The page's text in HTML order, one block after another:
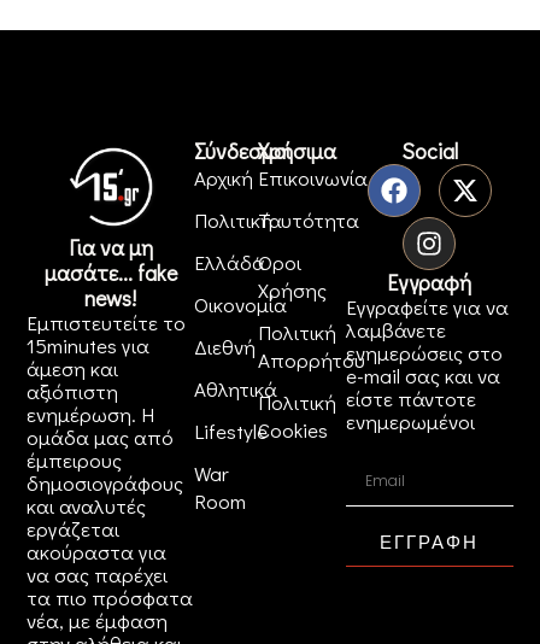
Για να μη
μασάτε... fake
news!
Εμπιστευτείτε το
15minutes για
άμεση και
αξιόπιστη
ενημέρωση. Η
ομάδα μας από
έμπειρους
δημοσιογράφους
και αναλυτές
εργάζεται
ακούραστα για
να σας παρέχει
τα πιο πρόσφατα
νέα, με έμφαση
Σύνδεσμοι
Αρχική
Πολιτική
Ελλάδα
Οικονομία
Διεθνή
Αθλητικά
Lifestyle
War
Room
Χρήσιμα
Επικοινωνία
Ταυτότητα
Όροι
Χρήσης
Πολιτική
Απορρήτου
Πολιτική
Cookies
Social
Εγγραφή
Εγγραφείτε για να
λαμβάνετε
ενημερώσεις στο
e-mail σας και να
είστε πάντοτε
ενημερωμένοι
ΕΓΓΡΑΦΗ